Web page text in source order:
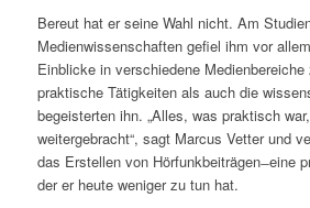
Bereut hat er seine Wahl nicht. Am
Medienwissenschaften gefiel ihm vor
Einblicke in verschiedene
praktische Tätigkeiten als auch die
begeisterten ihn. „Alles, was praktisch
weitergebracht“, sagt Marcus Vetter und
das Erstellen von Hörfunkbeiträgen ̶ eine
der er heute weniger zu tun hat.